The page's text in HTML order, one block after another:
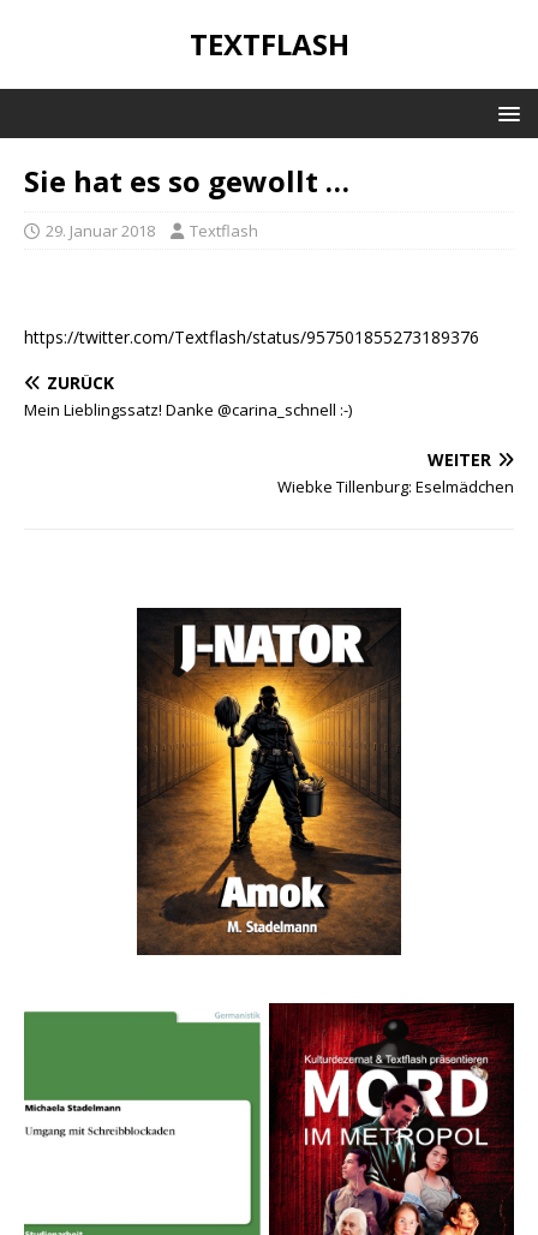
TEXTFLASH
Sie hat es so gewollt …
29. Januar 2018 Textflash
https://twitter.com/Textflash/status/957501855273189376
ZURÜCK
Mein Lieblingssatz! Danke @carina_schnell :-)
WEITER
Wiebke Tillenburg: Eselmädchen